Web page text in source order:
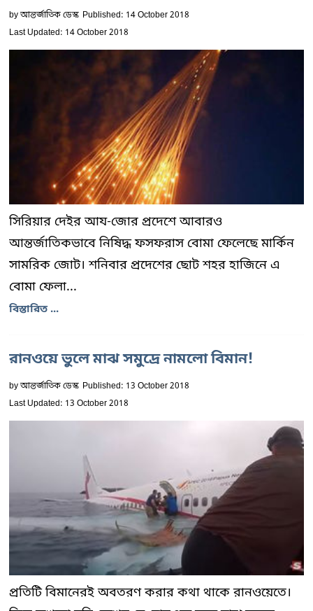
byআন্তর্জাতিক ডেস্ক Published: 14 October 2018
Last Updated: 14 October 2018
সিরিয়ার দেইর আয-জোর প্রদেশে আবারও
আন্তর্জাতিকভাবে নিষিদ্ধ ফসফরাস বোমা ফেলেছে মার্কিন
সামরিক জোট। শনিবার প্রদেশের ছোট শহর হাজিনে এ
বোমা ফেলা...
বিস্তারিত ...
রানওয়ে ভুলে মাঝ সমুদ্রে নামলো বিমান!
byআন্তর্জাতিক ডেস্ক Published: 13 October 2018
Last Updated: 13 October 2018
প্রতিটি বিমানেরই অবতরণ করার কথা থাকে রানওয়েতে।